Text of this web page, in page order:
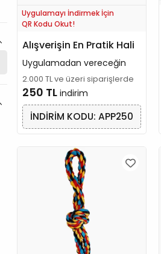
Uygulamayı İndirmek İçin
QR Kodu Okut!
Alışverişin En Pratik Hali
Uygulamadan vereceğin
2.000 TL ve üzeri siparişlerde
250 TL indirim
İNDİRİM KODU: APP250